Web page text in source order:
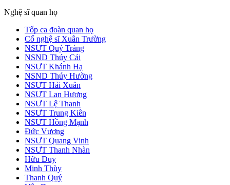
Nghệ sĩ quan họ
Tốp ca đoàn quan họ
Cố nghệ sĩ Xuân Trường
NSƯT Quý Tráng
NSND Thúy Cải
NSƯT Khánh Hạ
NSND Thúy Hường
NSƯT Hải Xuân
NSƯT Lan Hương
NSƯT Lệ Thanh
NSƯT Trung Kiên
NSƯT Hồng Mạnh
Đức Vương
NSƯT Quang Vinh
NSƯT Thanh Nhàn
Hữu Duy
Minh Thùy
Thanh Quý